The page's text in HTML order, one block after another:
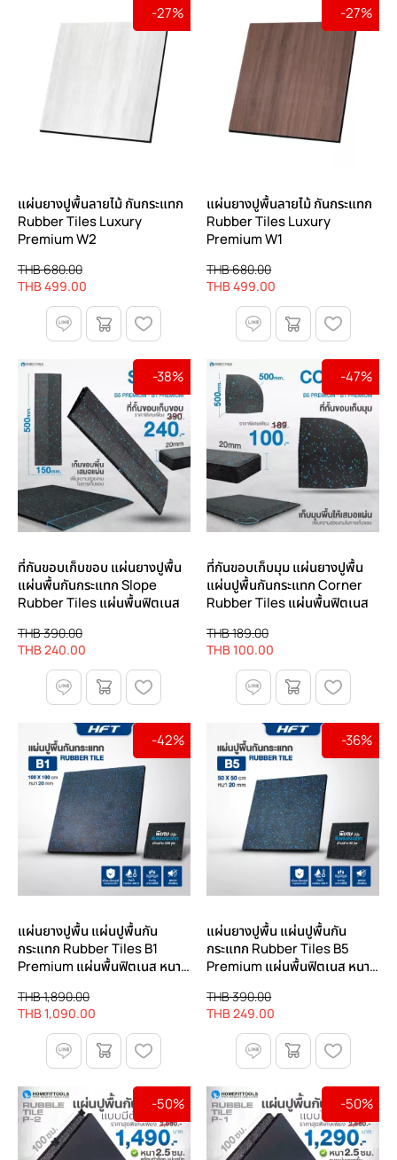
-27%
แผ่นยางปูพื้นลายไม้ กันกระแทก
Rubber Tiles Luxury
Premium W2
THB 499.00
THB 680.00
-27%
แผ่นยางปูพื้นลายไม้ กันกระแทก
Rubber Tiles Luxury
Premium W1
THB 499.00
THB 680.00
-38%
ที่กันขอบเก็บขอบ แผ่นยางปูพื้น
แผ่นพื้นกันกระแทก Slope
Rubber Tiles แผ่นพื้นฟิตเนส
THB 240.00
THB 390.00
-47%
ที่กันขอบเก็บมุม แผ่นยางปูพื้น
แผ่นปูพื้นกันกระแทก Corner
Rubber Tiles แผ่นพื้นฟิตเนส
THB 100.00
THB 189.00
-42%
แผ่นยางปูพื้น แผ่นปูพื้นกัน
กระแทก Rubber Tiles B1
Premium แผ่นพื้นฟิตเนส หนา
THB 1,090.00
THB 1,890.00
-36%
แผ่นยางปูพื้น แผ่นปูพื้นกัน
กระแทก Rubber Tiles B5
Premium แผ่นพื้นฟิตเนส หนา
THB 249.00
THB 390.00
-50% -50%